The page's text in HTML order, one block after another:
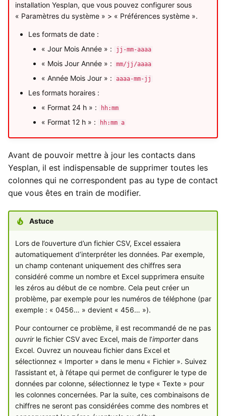
installation Yesplan, que vous pouvez configurer sous
« Paramètres du système » > « Préférences système ».
Les formats de date :
« Jour Mois Année » :
jj-mm-aaaa
« Mois Jour Année » : mm/jj/aaaa
« Année Mois Jour » : aaaa-mm-jj
Les formats horaires :
« Format 24 h » :
hh:mm
« Format 12 h » : hh:mm a
Avant de pouvoir mettre à jour les contacts dans
Yesplan, il est indispensable de supprimer toutes les
colonnes qui ne correspondent pas au type de contact
que vous êtes en train de modifier.
Astuce
Lors de l’ouverture d’un fichier CSV, Excel essaiera
automatiquement d’interpréter les données. Par exemple,
un champ contenant uniquement des chiffres sera
considéré comme un nombre et Excel supprimera ensuite
les zéros au début de ce nombre. Cela peut créer un
problème, par exemple pour les numéros de téléphone (par
exemple : « 0456… » devient « 456… »).
Pour contourner ce problème, il est recommandé de ne pas
ouvrirle fichier CSV avec Excel, mais de l’importerdans
Excel. Ouvrez un nouveau fichier dans Excel et
sélectionnez « Importer » dans le menu « Fichier ». Suivez
l’assistant et, à l’étape qui permet de configurer le type de
données par colonne, sélectionnez le type « Texte » pour
les colonnes concernées. Par la suite, ces combinaisons de
chiffres ne seront pas considérées comme des nombres et